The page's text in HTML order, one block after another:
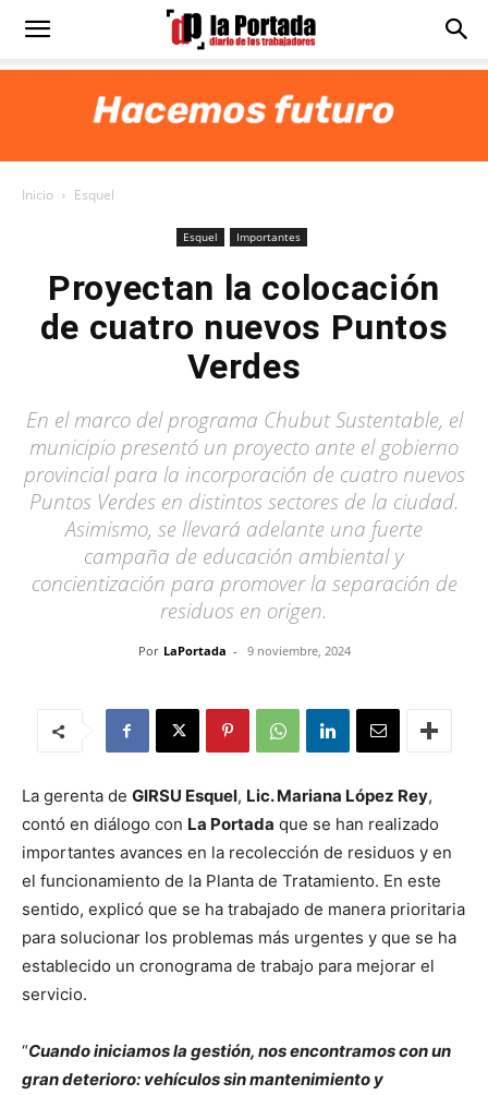
Diario
Inicio Esquel
Esquel Importantes
Proyectan la colocación
de cuatro nuevos Puntos
Verdes
En el marco del programa Chubut Sustentable, el
municipio presentó un proyecto ante el gobierno
provincial para la incorporación de cuatro nuevos
Puntos Verdes en distintos sectores de la ciudad.
Asimismo, se llevará adelante una fuerte
campaña de educación ambiental y
concientización para promover la separación de
residuos en origen.
Por LaPortada - 9 noviembre, 2024
La gerenta de GIRSU Esquel, Lic. Mariana López Rey,
contó en diálogo con La Portada que se han realizado
importantes avances en la recolección de residuos y en
el funcionamiento de la Planta de Tratamiento. En este
sentido, explicó que se ha trabajado de manera prioritaria
para solucionar los problemas más urgentes y que se ha
establecido un cronograma de trabajo para mejorar el
servicio.
“Cuando iniciamos la gestión, nos encontramos con un
gran deterioro: vehículos sin mantenimiento y